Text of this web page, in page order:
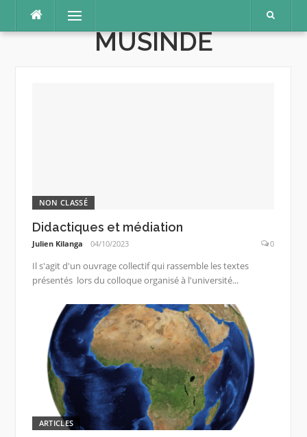
contenu
Menu
JULIEN KILANGA
MUSINDE
NON CLASSÉ
Didactiques et médiation
Julien Kilanga 04/10/2023 0
Il s'agit d'un ouvrage collectif qui rassemble les textes
présentés lors du colloque organisé à l'université...
ARTICLES